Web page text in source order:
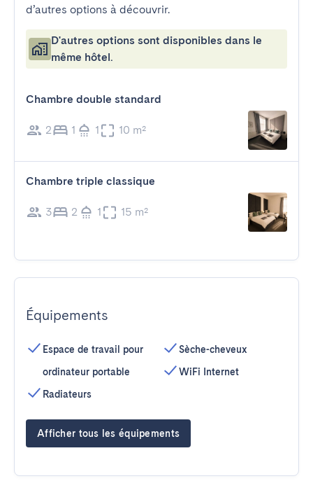
d’autres options à découvrir.
D'autres options sont disponibles dans le
même hôtel.
Chambre double standard
2 1 1 10 m²
Chambre triple classique
3 2 1 15 m²
Équipements
Espace de travail pour
ordinateur portable
Radiateurs
Sèche-cheveux
WiFi Internet
Afficher tous les équipements